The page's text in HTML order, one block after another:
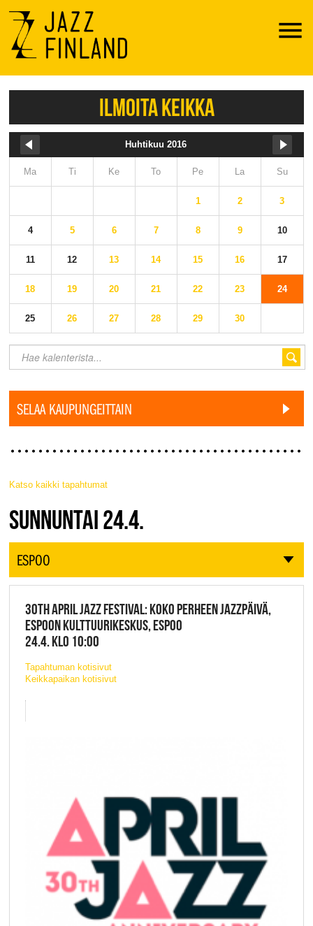
Menu
ILMOITA KEIKKA
Huhtikuu 2016
Ma Ti Ke To Pe La Su
1 2 3
4 5 6 7 8 9 10
11 12 13 14 15 16 17
18 19 20 21 22 23 24
25 26 27 28 29 30
SELAA KAUPUNGEITTAIN
Katso kaikki tapahtumat
JAZZ FINLAND LIVE
SUNNUNTAI 24.4.
ESPOO
30TH APRIL JAZZ FESTIVAL: KOKO PERHEEN JAZZPÄIVÄ,
ESPOON KULTTUURIKESKUS, ESPOO
24.4. KLO 10:00
Tapahtuman kotisivut
Keikkapaikan kotisivut